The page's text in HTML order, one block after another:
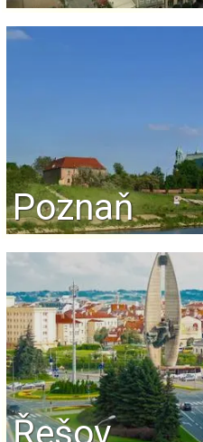
Poznaň
Řešov